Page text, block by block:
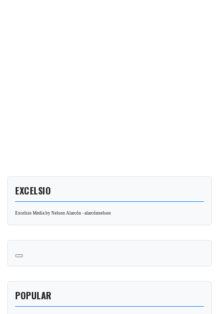
EXCELSIO
Excelsio Media by Nelson Alarcón - alarcónnelson
POPULAR